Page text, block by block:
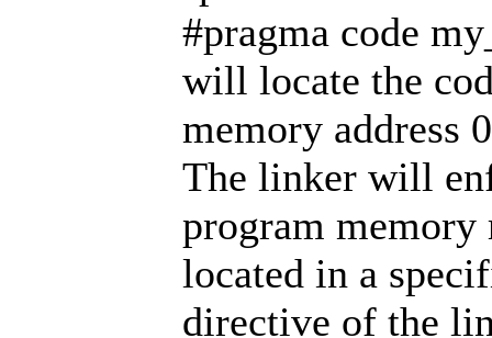
#pragma code
will locate the
memory address
The linker will
program memory
located in a
directive of the